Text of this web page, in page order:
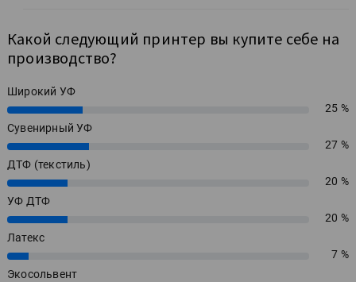
Какой следующий принтер вы купите себе на
производство?
Широкий УФ
25%
25 %
Сувенирный УФ
27%
27 %
ДТФ (текстиль)
20%
20 %
УФ ДТФ
20%
20 %
Латекс
7%
7 %
Экосольвент